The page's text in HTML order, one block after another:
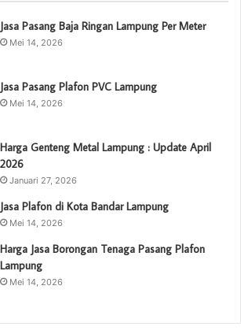
Jasa Pasang Baja Ringan Lampung Per Meter
Mei 14, 2026
Jasa Pasang Plafon PVC Lampung
Mei 14, 2026
Harga Genteng Metal Lampung : Update April
2026
Januari 27, 2026
Jasa Plafon di Kota Bandar Lampung
Mei 14, 2026
Harga Jasa Borongan Tenaga Pasang Plafon
Lampung
Mei 14, 2026